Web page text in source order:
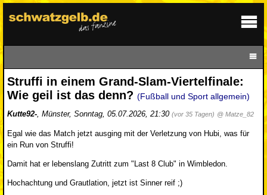
Struffi in einem Grand-Slam-Viertelfinale:
Wie geil ist das denn? (Fußball und Sport allgemein)
Kutte92-, Münster, Sonntag, 05.07.2026, 21:30 (vor 35 Tagen) @ Matze_82
Egal wie das Match jetzt ausging mit der Verletzung von Hubi, was für
ein Run von Struffi!
Damit hat er lebenslang Zutritt zum "Last 8 Club" in Wimbledon.
Hochachtung und Grautlation, jetzt ist Sinner reif ;)